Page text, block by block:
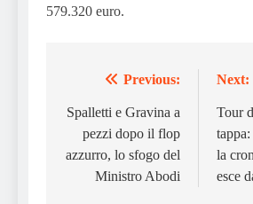
579.320 euro.
navigation
Previous:
Spalletti e Gravina a
pezzi dopo il flop
azzurro, lo sfogo del
Ministro Abodi
Next:
Tour
la
esce